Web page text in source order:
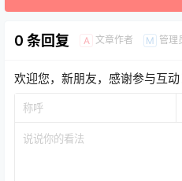
0 条回复 A 文章作者 M 管理
欢迎您，新朋友，感谢参与互动